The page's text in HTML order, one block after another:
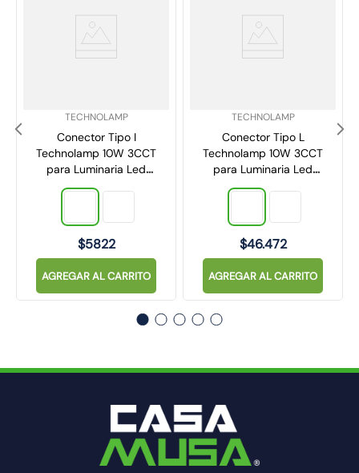
TECHNOLAMP
Conector Tipo I
Technolamp 10W 3CCT
para Luminaria Led
Lineal Essen
$5822
AGREGAR AL CARRITO
TECHNOLAMP
Conector Tipo L
Technolamp 10W 3CCT
para Luminaria Led
Lineal Essen
$46.472
AGREGAR AL CARRITO